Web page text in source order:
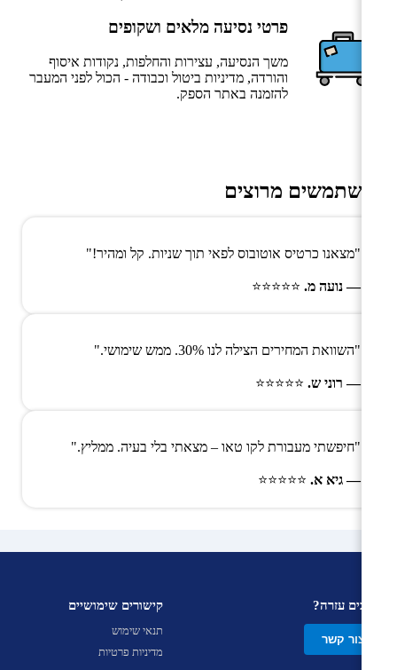
פרטי נסיעה מלאים ושקופים
משך הנסיעה, עצירות והחלפות, נקודות איסוף
והורדה, מדיניות ביטול וכבודה - הכול לפני המעבר
להזמנה באתר הספק.
משתמשים מרוצים
"מצאנו כרטיס אוטובוס לפאי תוך שניות. קל ומהיר!"
— נועה מ. ⭐⭐⭐⭐⭐
"השוואת המחירים הצילה לנו 30%. ממש שימושי."
— רוני ש. ⭐⭐⭐⭐⭐
"חיפשתי מעבורת לקו טאו – מצאתי בלי בעיה. ממליץ."
— גיא א. ⭐⭐⭐⭐⭐
צריכים עזרה?
צור קשר
קישורים שימושיים
תנאי שימוש
מדיניות פרטיות